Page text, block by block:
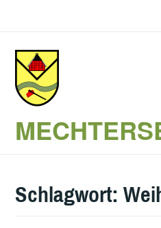
springen
Schlagwort: